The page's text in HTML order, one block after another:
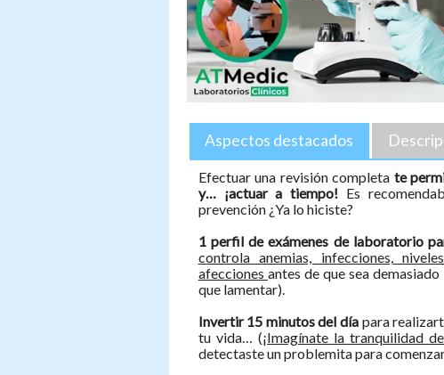
Aspectos destacados
Efectuar una revisión completa te
y… ¡actuar a tiempo! Es
prevención ¿Ya lo hiciste?
1 perfil de exámenes de laboratorio
controla anemias, infecciones,
afecciones antes de que sea
que lamentar).
Invertir 15 minutos del día para
tu vida… (¡Imagínate la tranquilidad
detectaste un problemita para